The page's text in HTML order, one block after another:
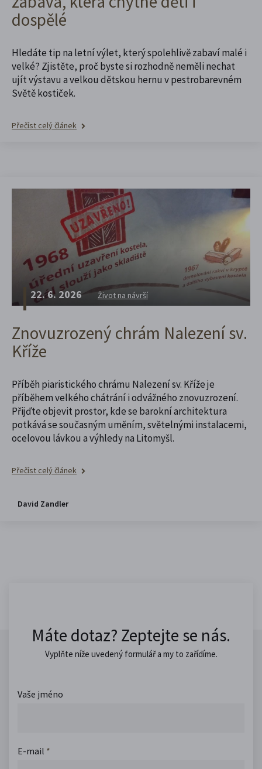
dospělé
Hledáte tip na letní výlet, který spolehlivě zabaví malé i
velké? Zjistěte, proč byste si rozhodně neměli nechat
ujít výstavu a velkou dětskou hernu v pestrobarevném
Světě kostiček.
Přečíst celý článek
22. 6. 2026 Život na návrší
Znovuzrozený chrám Nalezení sv.
Kříže
Příběh piaristického chrámu Nalezení sv. Kříže je
příběhem velkého chátrání i odvážného znovuzrození.
Přijďte objevit prostor, kde se barokní architektura
potkává se současným uměním, světelnými instalacemi,
ocelovou lávkou a výhledy na Litomyšl.
Přečíst celý článek
David Zandler
Máte dotaz? Zeptejte se nás.
Vyplňte níže uvedený formulář a my to zařídíme.
Vaše jméno
E-mail *